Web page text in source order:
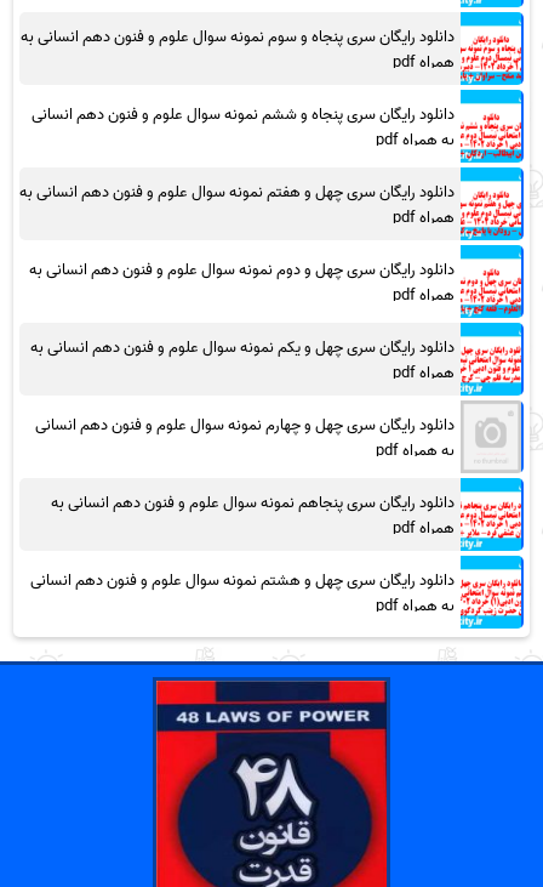
دانلود رایگان سری پنجاه و سوم نمونه سوال علوم و فنون دهم انسانی به
همراه pdf
دانلود رایگان سری پنجاه و ششم نمونه سوال علوم و فنون دهم انسانی
به همراه pdf
دانلود رایگان سری چهل و هفتم نمونه سوال علوم و فنون دهم انسانی به
همراه pdf
دانلود رایگان سری چهل و دوم نمونه سوال علوم و فنون دهم انسانی به
همراه pdf
دانلود رایگان سری چهل و یکم نمونه سوال علوم و فنون دهم انسانی به
همراه pdf
دانلود رایگان سری چهل و چهارم نمونه سوال علوم و فنون دهم انسانی
به همراه pdf
دانلود رایگان سری پنجاهم نمونه سوال علوم و فنون دهم انسانی به
همراه pdf
دانلود رایگان سری چهل و هشتم نمونه سوال علوم و فنون دهم انسانی
به همراه pdf